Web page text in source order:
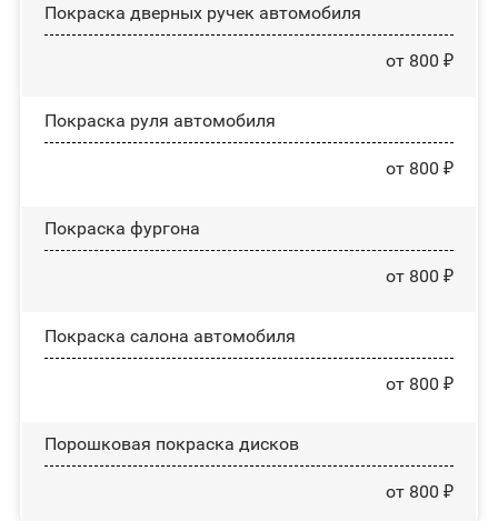
Покраска дверных ручек автомобиля
от 800 ₽
Покраска руля автомобиля
от 800 ₽
Покраска фургона
от 800 ₽
Покраска салона автомобиля
от 800 ₽
Порошковая покраска дисков
от 800 ₽